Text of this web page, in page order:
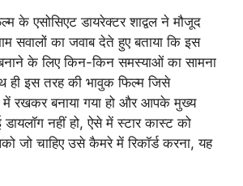
के एसोसिएट डायरेक्टर शाद्वल ने मौजूद
सवालों का जवाब देते हुए बताया कि इस
के लिए किन-किन समस्याओं का सामना
ही इस तरह की भावुक फिल्म जिसे
में रखकर बनाया गया हो और आपके मुख्य
नहीं हो, ऐसे में स्टार कास्ट को
जो चाहिए उसे कैमरे में रिकॉर्ड करना, यह